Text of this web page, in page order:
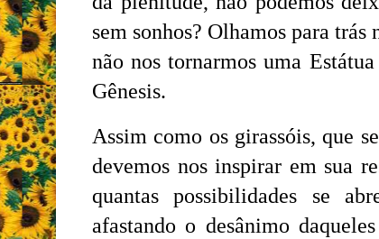
sem sonhos? Olhamos para trás
não nos tornarmos uma
Gênesis.
Assim como os girassóis, que
devemos nos inspirar em sua
quantas possibilidades se
afastando o desânimo